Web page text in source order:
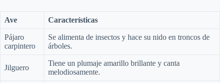
Ave Características
Pájaro
carpintero
Se alimenta de insectos y hace su nido en troncos de
árboles.
Jilguero
Tiene un plumaje amarillo brillante y canta
melodiosamente.